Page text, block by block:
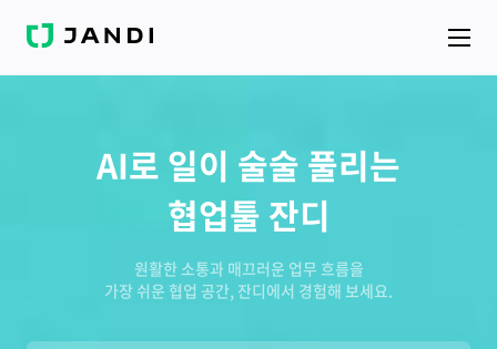
J
N
AI로 일이 술술 풀리는
협업툴 잔디
원활한 소통과 매끄러운 업무 흐름을
가장 쉬운 협업 공간, 잔디에서 경험해 보세요.